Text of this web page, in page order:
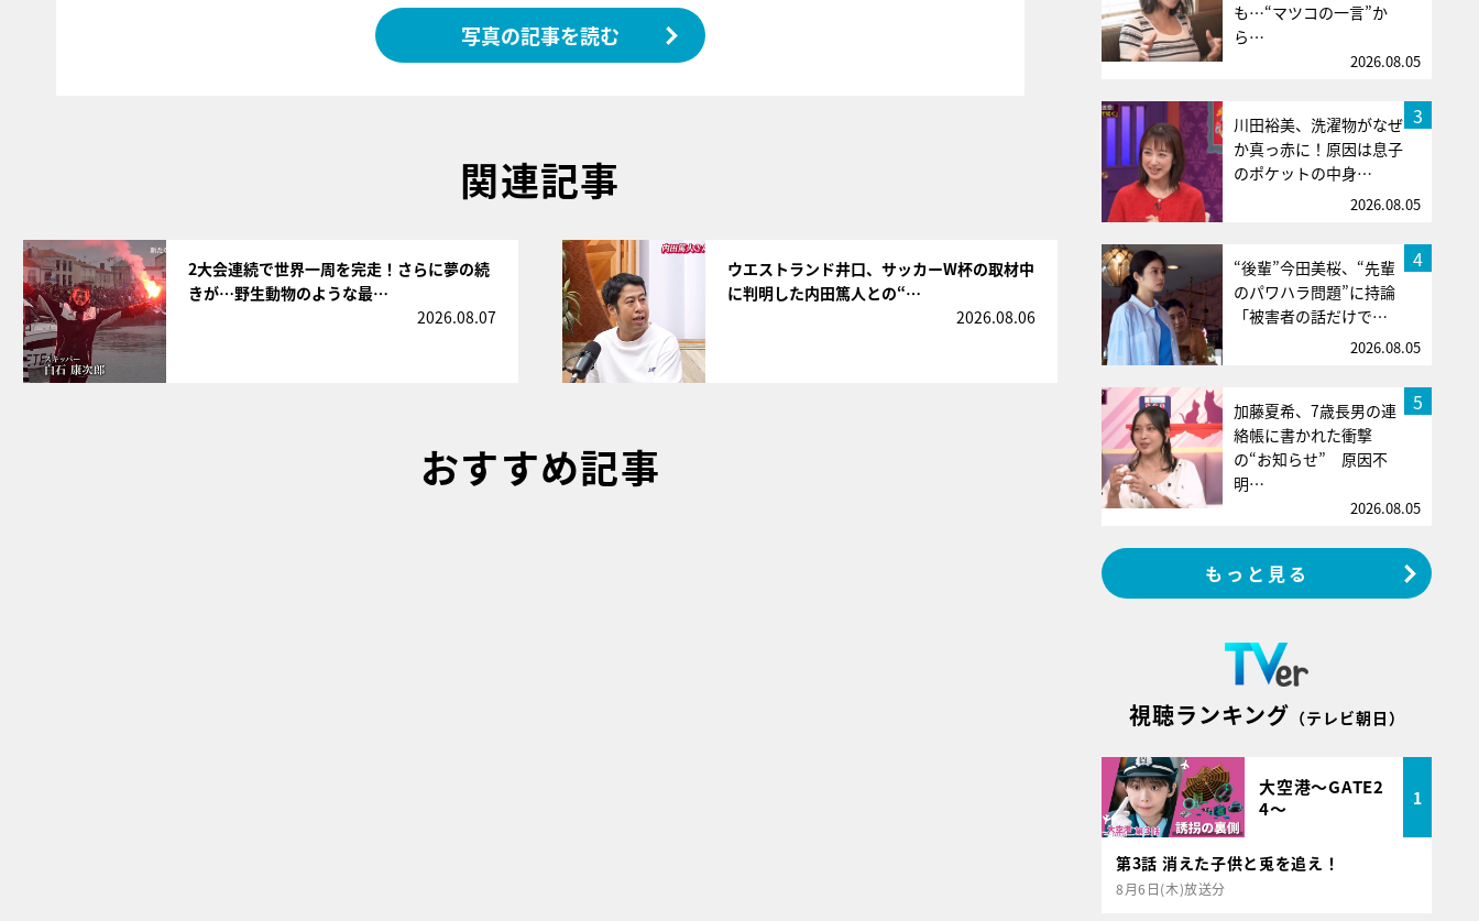
写真の記事を読む
関連記事
2大会連続で世界一周を完走！さらに夢の続
きが…野生動物のような最…
2026.08.07
ウエストランド井口、サッカーW杯の取材中
に判明した内田篤人との“…
2026.08.06
おすすめ記事
も…“マツコの一言”か
ら…
2026.08.05
3
川田裕美、洗濯物がなぜ
か真っ赤に！原因は息子
のポケットの中身…
2026.08.05
4
“後輩”今田美桜、“先輩
のパワハラ問題”に持論
「被害者の話だけで…
2026.08.05
5
加藤夏希、7歳長男の連
絡帳に書かれた衝撃
の“お知らせ” 原因不
明…
2026.08.05
もっと見る
視聴ランキング （テレビ朝日）
大空港～GATE2
4～
1
第3話 消えた子供と兎を追え！
8月6日(木)放送分